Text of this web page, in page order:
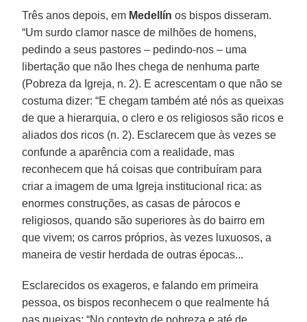
Três anos depois, em Medellín os bispos disseram.
“Um surdo clamor nasce de milhões de homens,
pedindo a seus pastores – pedindo-nos – uma
libertação que não lhes chega de nenhuma parte
(Pobreza da Igreja, n. 2). E acrescentam o que não se
costuma dizer: “E chegam também até nós as queixas
de que a hierarquia, o clero e os religiosos são ricos e
aliados dos ricos (n. 2). Esclarecem que às vezes se
confunde a aparência com a realidade, mas
reconhecem que há coisas que contribuíram para
criar a imagem de uma Igreja institucional rica: as
enormes construções, as casas de párocos e
religiosos, quando são superiores às do bairro em
que vivem; os carros próprios, às vezes luxuosos, a
maneira de vestir herdada de outras épocas...
Esclarecidos os exageros, e falando em primeira
pessoa, os bispos reconhecem o que realmente há
nas queixas: “No contexto de pobreza e até de